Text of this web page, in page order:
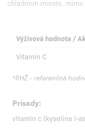
chladnom mieste, mimo
Výživová hodnota /
Vitamín C
*RHŽ - referenčná
Prísady:
vitamín c (kyselina l-